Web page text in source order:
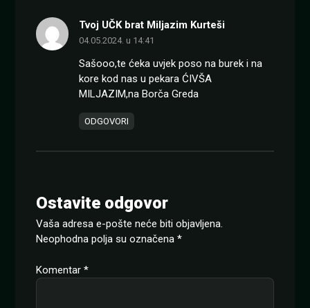
Tvoj UČK brat Miljazim Kurteši
04.05.2024. u 14:41
Sašooo,te ćeka uvjek poso na burek i na
kore kod nas u pekara ĆIVŠA
MILJAZIM,na Borča Greda
ODGOVORI
Ostavite odgovor
Vaša adresa e-pošte neće biti objavljena.
Neophodna polja su označena *
Komentar *